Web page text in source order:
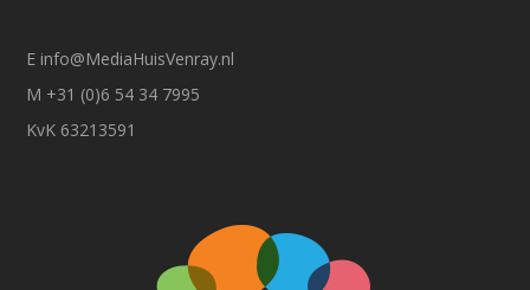
E info@MediaHuisVenray.nl
M +31 (0)6 54 34 7995
KvK 63213591